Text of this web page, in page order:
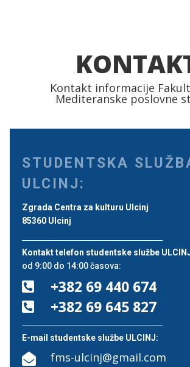
Kontakt informacije
Mediteranske poslovne
STUDENTSKA
ULCINJ:
Zgrada Centra za kulturu Ulcinj
85360 Ulcinj
Kontakt telefon studentske službe
od 9:00 do 14:00 časova:
 +382 69 440 674
 +382 69 645 827
E-mail studentske službe ULCINJ:
 fms-ulcinj@gmail.com